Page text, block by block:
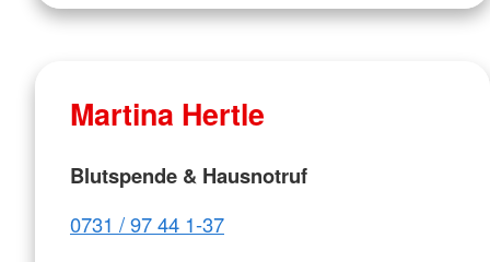
Martina Hertle
Blutspende & Hausnotruf
0731 / 97 44 1-37